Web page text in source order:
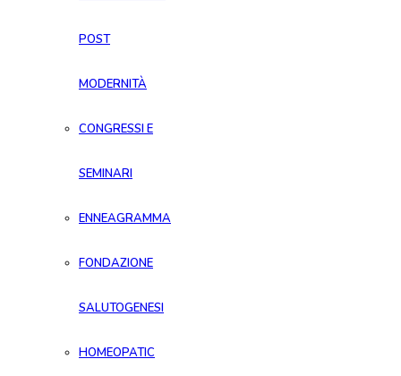
POST
MODERNITÀ
CONGRESSI E
SEMINARI
ENNEAGRAMMA
FONDAZIONE
SALUTOGENESI
HOMEOPATIC